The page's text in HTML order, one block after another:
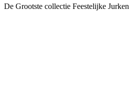
De Grootste collectie Feestelijke Jurken